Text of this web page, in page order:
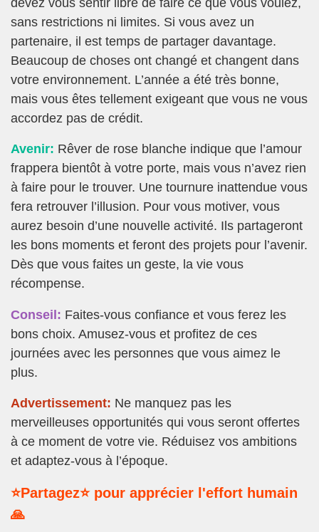
devez vous sentir libre de faire ce que vous voulez,
sans restrictions ni limites. Si vous avez un
partenaire, il est temps de partager davantage.
Beaucoup de choses ont changé et changent dans
votre environnement. L’année a été très bonne,
mais vous êtes tellement exigeant que vous ne vous
accordez pas de crédit.
Avenir: Rêver de rose blanche indique que l’amour
frappera bientôt à votre porte, mais vous n’avez rien
à faire pour le trouver. Une tournure inattendue vous
fera retrouver l’illusion. Pour vous motiver, vous
aurez besoin d’une nouvelle activité. Ils partageront
les bons moments et feront des projets pour l’avenir.
Dès que vous faites un geste, la vie vous
récompense.
Conseil: Faites-vous confiance et vous ferez les
bons choix. Amusez-vous et profitez de ces
journées avec les personnes que vous aimez le
plus.
Advertissement: Ne manquez pas les
merveilleuses opportunités qui vous seront offertes
à ce moment de votre vie. Réduisez vos ambitions
et adaptez-vous à l’époque.
⭐Partagez⭐ pour apprécier l'effort humain
🙏